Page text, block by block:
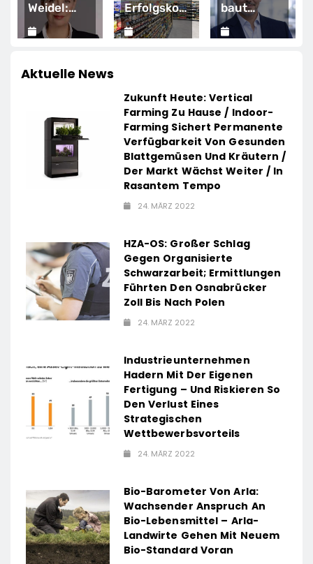
Erfolgskonzept
wächst
Welt bei
EDEKA
baut
Führungs-
Wolfgang
Weber
übernimmt
Schlüsselrolle
für
Weiterentwicklung
des
Stellenportals
im Jobiqo-
Netzwerk
Vorgesetzte
sind
Aktuelle News
Zukunft Heute: Vertical
Farming Zu Hause / Indoor-
Farming Sichert Permanente
Verfügbarkeit Von Gesunden
Blattgemüsen Und Kräutern /
Der Markt Wächst Weiter / In
Rasantem Tempo
24. MÄRZ 2022
HZA-OS: Großer Schlag
Gegen Organisierte
Schwarzarbeit; Ermittlungen
Führten Den Osnabrücker
Zoll Bis Nach Polen
24. MÄRZ 2022
Industrieunternehmen
Hadern Mit Der Eigenen
Fertigung – Und Riskieren So
Den Verlust Eines
Strategischen
Wettbewerbsvorteils
24. MÄRZ 2022
Bio-Barometer Von Arla:
Wachsender Anspruch An
Bio-Lebensmittel – Arla-
Landwirte Gehen Mit Neuem
Bio-Standard Voran